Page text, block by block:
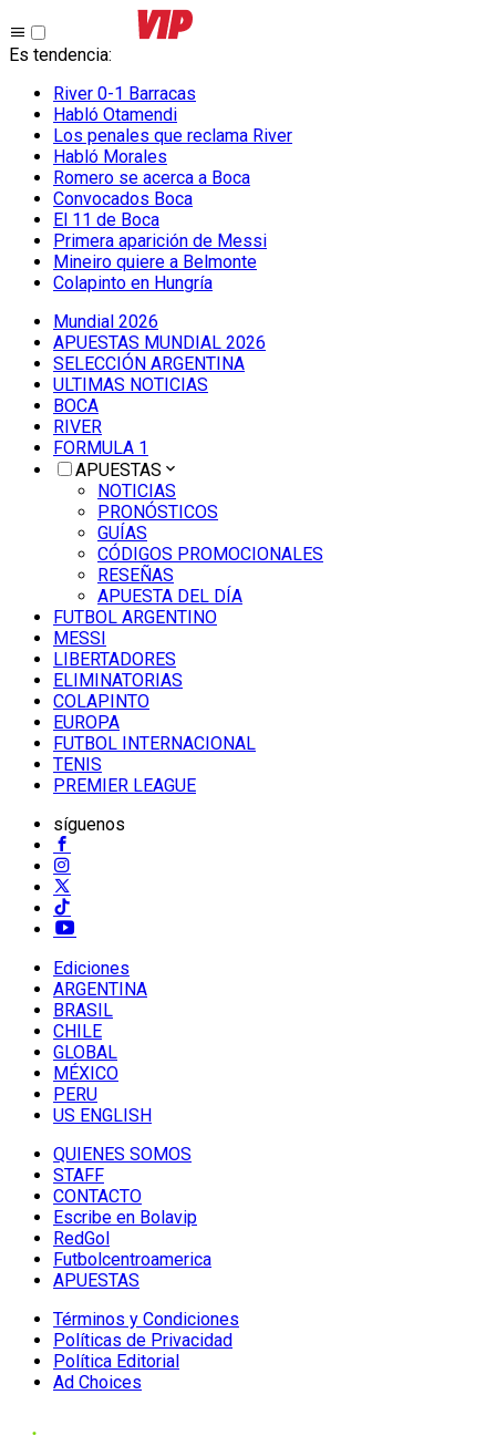
Es tendencia:
River 0-1 Barracas
Habló Otamendi
Los penales que reclama River
Habló Morales
Romero se acerca a Boca
Convocados Boca
El 11 de Boca
Primera aparición de Messi
Mineiro quiere a Belmonte
Colapinto en Hungría
Mundial 2026
APUESTAS MUNDIAL 2026
SELECCIÓN ARGENTINA
ULTIMAS NOTICIAS
BOCA
RIVER
FORMULA 1
APUESTAS
NOTICIAS
PRONÓSTICOS
GUÍAS
CÓDIGOS PROMOCIONALES
RESEÑAS
APUESTA DEL DÍA
FUTBOL ARGENTINO
MESSI
LIBERTADORES
ELIMINATORIAS
COLAPINTO
EUROPA
FUTBOL INTERNACIONAL
TENIS
PREMIER LEAGUE
síguenos
Ediciones
ARGENTINA
BRASIL
CHILE
GLOBAL
MÉXICO
PERU
US ENGLISH
QUIENES SOMOS
STAFF
CONTACTO
Escribe en Bolavip
RedGol
Futbolcentroamerica
APUESTAS
Términos y Condiciones
Políticas de Privacidad
Política Editorial
Ad Choices